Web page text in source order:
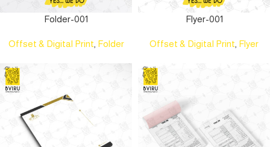
Flyer-001
Offset & Digital Print Flyer
Folder-001
Offset & Digital Print Folder